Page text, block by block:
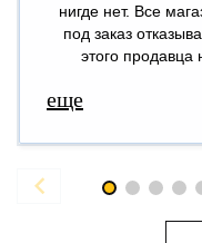
нигде нет. Все
под заказ
этого продавца
еще
